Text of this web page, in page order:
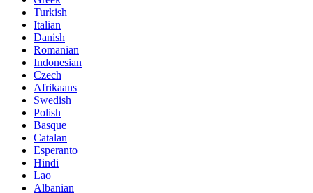
Turkish
Italian
Danish
Romanian
Indonesian
Czech
Afrikaans
Swedish
Polish
Basque
Catalan
Esperanto
Hindi
Lao
Albanian